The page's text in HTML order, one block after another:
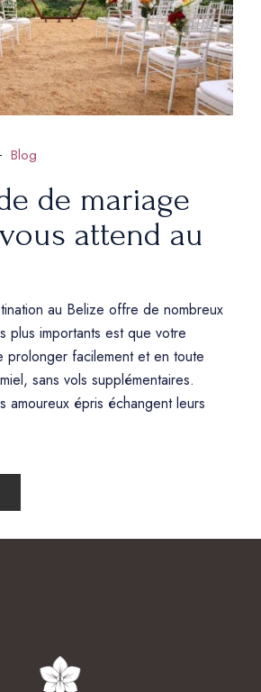
Blog
de mariage
attend au
au Belize offre de nombreux
plus importants est que votre
prolonger facilement et en toute
sans vols supplémentaires.
amoureux épris échangent leurs